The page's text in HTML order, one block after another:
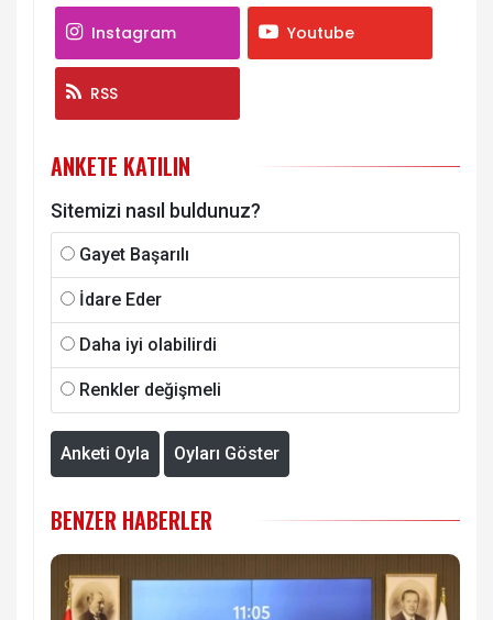
Instagram Youtube
RSS
ANKETE KATILIN
Sitemizi nasıl buldunuz?
Gayet Başarılı
İdare Eder
Daha iyi olabilirdi
Renkler değişmeli
Anketi Oyla Oyları Göster
BENZER HABERLER